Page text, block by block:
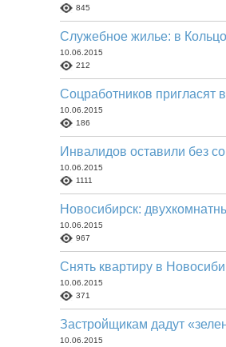
845
Служебное жилье: в
10.06.2015
212
Соцработников пригласят
10.06.2015
186
Инвалидов оставили без
10.06.2015
1111
Новосибирск:
10.06.2015
967
Снять квартиру в
10.06.2015
371
Застройщикам дадут
10.06.2015